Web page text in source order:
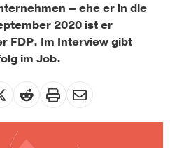
– ehe er in die
2020 ist er
FDP. Im Interview gibt
im Job.